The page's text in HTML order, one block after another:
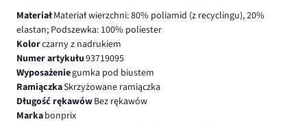
MateriałMateriał wierzchni: 80% poliamid (z recyclingu), 20%
elastan; Podszewka: 100% poliester
Kolorczarny z nadrukiem
Numer artykułu93719095
Wyposażeniegumka pod biustem
RamiączkaSkrzyżowane ramiączka
Długość rękawówBez rękawów
Markabonprix